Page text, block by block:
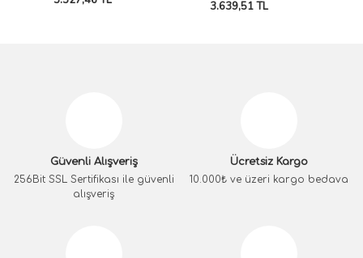
3.639,51 TL
Güvenli Alışveriş
256Bit SSL Sertifikası ile güvenli
alışveriş
Ücretsiz Kargo
10.000₺ ve üzeri kargo bedava